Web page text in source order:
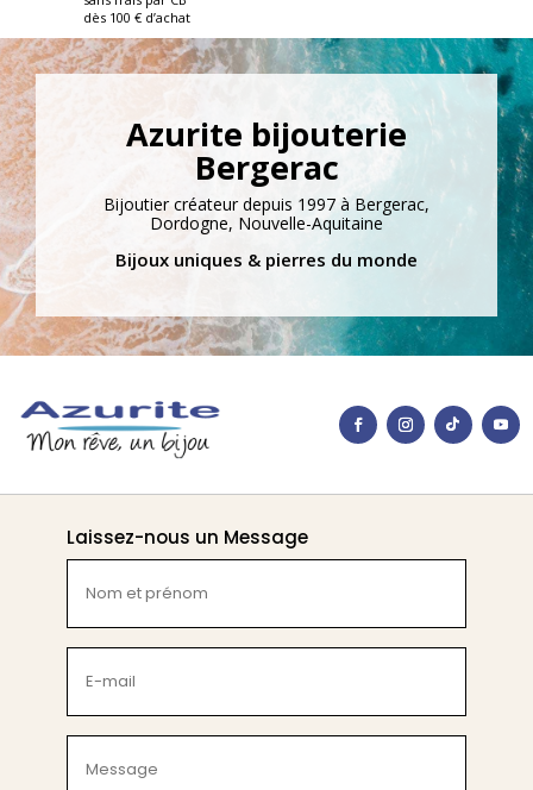
dès 100 € d’achat
Azurite bijouterie
Bergerac
Bijoutier créateur depuis 1997 à Bergerac,
Dordogne, Nouvelle-Aquitaine
Bijoux uniques & pierres du monde
Laissez-nous un Message
et
prénom
(Nécessaire)
mail
(Nécessaire)
(Nécessaire)